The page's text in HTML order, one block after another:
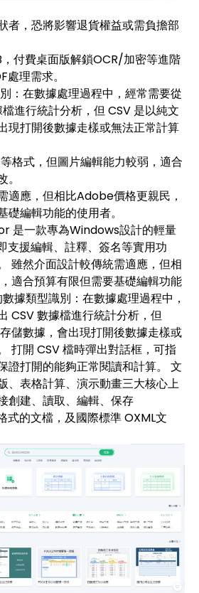
者，恐將影響退貨權益或需負擔部
付費桌面版解鎖OCR/加密等進階
理需求。
：在數據處理過程中，經常需要從
進行統計分析，但 CSV 是以純文
現打開後數據走樣或無法正常計算
格式，但圖片編輯能力較弱，適合
適應，但相比Adobe價格更親民，
編輯功能的使用者。
是一款專為Windows設計的輕量
支援編輯、註釋、簽名等實用功
雖然介面設計較傳統需適應，但相
適合預算有限但需要基礎編輯功能
據類型識別：在數據處理過程中，
CSV 數據檔進行統計分析，但
儲數據，會出現打開後數據走樣或
打開 CSV 檔時彈出對話框，可指
證打開的能夠正常閱讀和計算。 文
、表格計算、演示動畫三大核心上
創建、讀取、編輯、保存
的文檔，及國際標準 OXML文